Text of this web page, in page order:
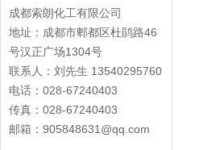
成都索朗化工有限公司
地址：成都市郫都区杜鹃路46
号汉正广场1304号
联系人：刘先生 13540295760
电话：028-67240403
传真：028-67240403
邮箱：905848631@qq.com